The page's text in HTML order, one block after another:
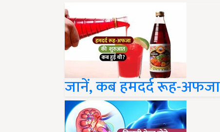
जानें, कब हमदर्द रूह-